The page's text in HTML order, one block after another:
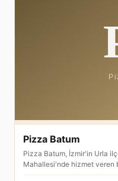
Pizza Batum
Pizza Batum, İzmir'in Urla
Mahallesi'nde hizmet veren